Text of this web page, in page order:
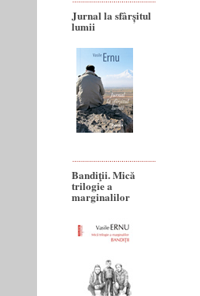
Jurnal la sfârșitul
lumii
Bandiţii. Mică
trilogie a
marginalilor